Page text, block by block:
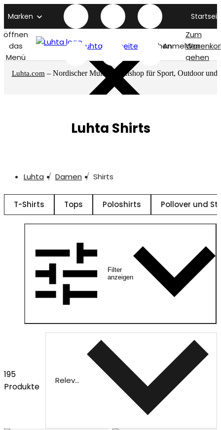
Marken
öffnen
das
Menü
Luhta titelseite SuchenAnmelden
Zum
gehen
Luhta.com – Nordischer Multimarkenshop für Sport, Outdoor und
Luhta Shirts
Luhta Damen Shirts
T-Shirts Tops Poloshirts Pollover und
Filter
anzeigen
195
Produkte
Relevanz